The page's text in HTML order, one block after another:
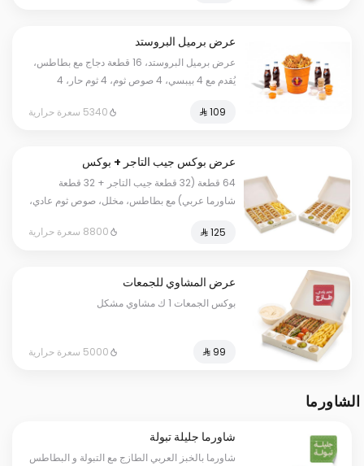
عرض برميل البروستد
عرض برميل البروستد، 16 قطعة دجاج مع بطاطس،
يُقدم مع 4 بيبسي، 4 صوص ثوم، 4 ثوم حار، 4
5340 سعرة حرارية
عرض بوكس جيب التاجر + بوكس
العربي
64 قطعة (32 قطعة جيب التاجر + 32 قطعة
شاورما عربي) مع بطاطس، مخلل، صوص ثوم عادي،
8800 سعرة حرارية
عرض المشاوي للجمعات
بوكس الجمعات 1 ك مشاوي مشكل
5000 سعرة حرارية
الشاورما
شاورما جليلة تبولة
شاورما بالخبز العربي الطازج مع التبولة و البطاطس